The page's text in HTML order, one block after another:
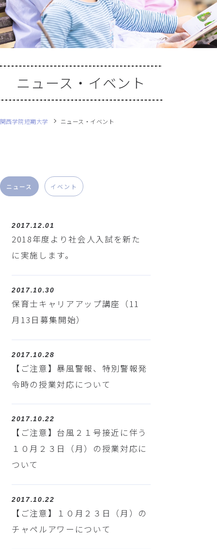
ニュース・イベント
関西学院短期大学 ニュース・イベント
ニュース イベント
2017.12.01
2018年度より社会人入試を新た
に実施します。
2017.10.30
保育士キャリアアップ講座（11
月13日募集開始）
2017.10.28
【ご注意】暴風警報、特別警報発
令時の授業対応について
2017.10.22
【ご注意】台風２１号接近に伴う
１０月２３日（月）の授業対応に
ついて
2017.10.22
【ご注意】１０月２３日（月）の
チャペルアワーについて